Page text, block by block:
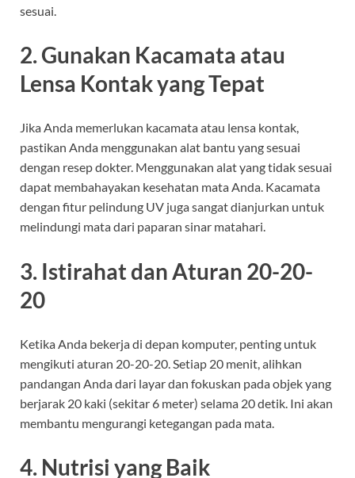
sesuai.
2. Gunakan Kacamata atau
Lensa Kontak yang Tepat
Jika Anda memerlukan kacamata atau lensa kontak,
pastikan Anda menggunakan alat bantu yang sesuai
dengan resep dokter. Menggunakan alat yang tidak sesuai
dapat membahayakan kesehatan mata Anda. Kacamata
dengan fitur pelindung UV juga sangat dianjurkan untuk
melindungi mata dari paparan sinar matahari.
3. Istirahat dan Aturan 20-20-
20
Ketika Anda bekerja di depan komputer, penting untuk
mengikuti aturan 20-20-20. Setiap 20 menit, alihkan
pandangan Anda dari layar dan fokuskan pada objek yang
berjarak 20 kaki (sekitar 6 meter) selama 20 detik. Ini akan
membantu mengurangi ketegangan pada mata.
4. Nutrisi yang Baik